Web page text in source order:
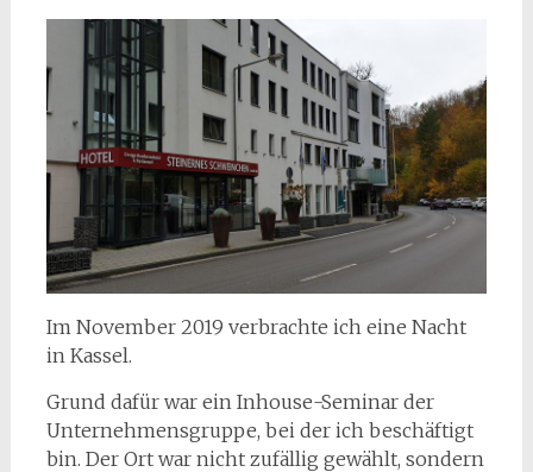
Im November 2019 verbrachte ich eine Nacht
in Kassel.
Grund dafür war ein Inhouse-Seminar der
Unternehmensgruppe, bei der ich beschäftigt
bin. Der Ort war nicht zufällig gewählt, sondern